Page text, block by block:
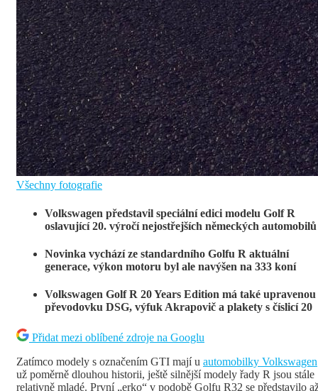
Všechny fotografie
Volkswagen představil speciální edici modelu Golf R
oslavující 20. výročí nejostřejších německých automobilů
Novinka vychází ze standardního Golfu R aktuální
generace, výkon motoru byl ale navýšen na 333 koní
Volkswagen Golf R 20 Years Edition má také upravenou
převodovku DSG, výfuk Akrapovič a plakety s číslicí 20
Přidat mezi oblíbené zdroje na Googlu
Zatímco modely s označením GTI mají u automobilky Volkswagen
už poměrně dlouhou historii, ještě silnější modely řady R jsou stále
relativně mladé. První „erko“ v podobě Golfu R32 se představilo